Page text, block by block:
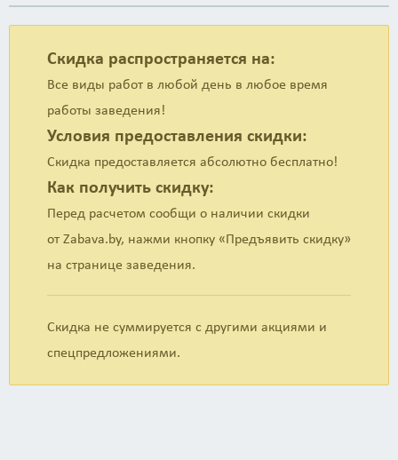
Скидка распространяется на:
Все виды работ в любой день в любое время
работы заведения!
Условия предоставления скидки:
Скидка предоставляется абсолютно бесплатно!
Как получить скидку:
Перед расчетом сообщи о наличии скидки
от Zabava.by, нажми кнопку «Предъявить скидку»
на странице заведения.
Скидка не суммируется с другими акциями и
спецпредложениями.
жидкости, выявляя отклонения в работе и предотвращая
серьезные поломки.</p>